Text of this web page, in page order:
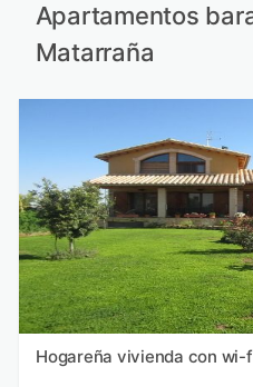
Apartamentos
Matarraña
Hogareña vivienda con wi-